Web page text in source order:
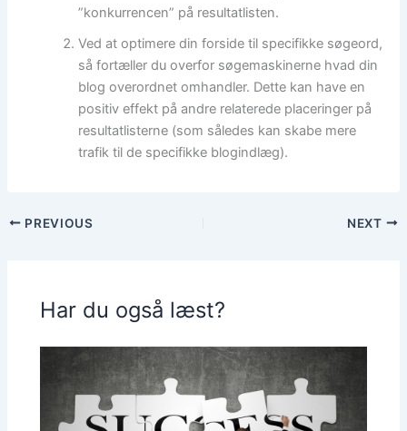
”konkurrencen” på resultatlisten.
Ved at optimere din forside til specifikke søgeord,
så fortæller du overfor søgemaskinerne hvad din
blog overordnet omhandler. Dette kan have en
positiv effekt på andre relaterede placeringer på
resultatlisterne (som således kan skabe mere
trafik til de specifikke blogindlæg).
PREVIOUS NEXT
Har du også læst?